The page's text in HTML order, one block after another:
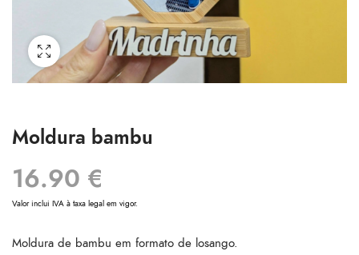
Moldura bambu
16.90 €
Valor inclui IVA à taxa legal em vigor.
Moldura de bambu em formato de losango.